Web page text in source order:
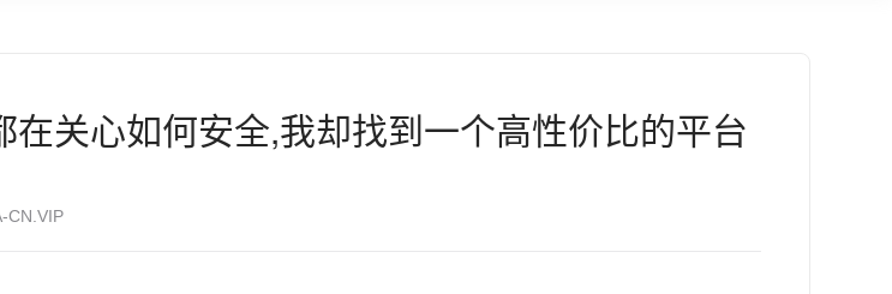
在关心如何安全,我却找到一个高性价比的平台
CN.VIP